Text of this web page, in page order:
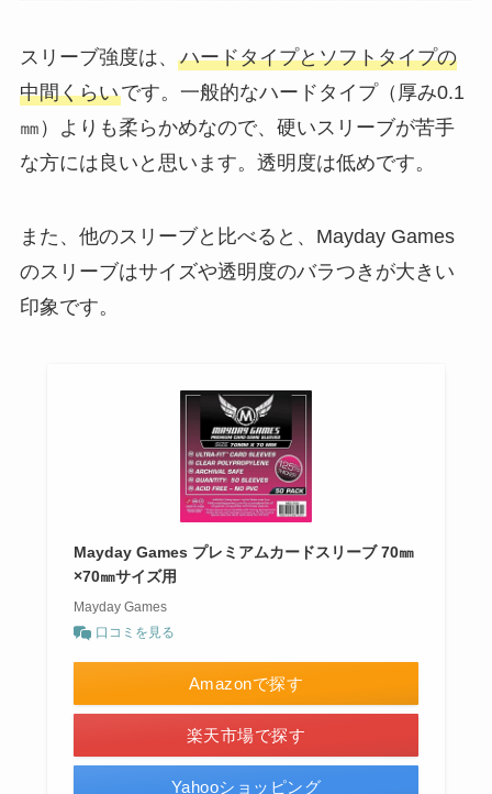
スリーブ強度は、 ハードタイプとソフトタイプの
中間くらいです。一般的なハードタイプ（厚み0.1
㎜）よりも柔らかめなので、硬いスリーブが苦手
な方には良いと思います。透明度は低めです。
また、他のスリーブと比べると、Mayday Games
のスリーブはサイズや透明度のバラつきが大きい
印象です。
Mayday Games プレミアムカードスリーブ 70㎜
×70㎜サイズ用
Mayday Games
口コミを見る
Amazonで探す
楽天市場で探す
Yahooショッピング